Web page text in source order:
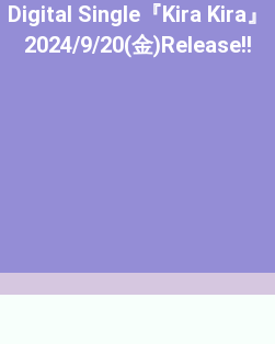
Digital Single『Kira Kira』
2024/9/20(金)Release!!